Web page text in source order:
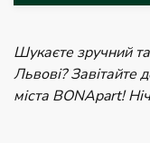
Шукаєте зручний
Львові? Завітайте
міста BONApart!